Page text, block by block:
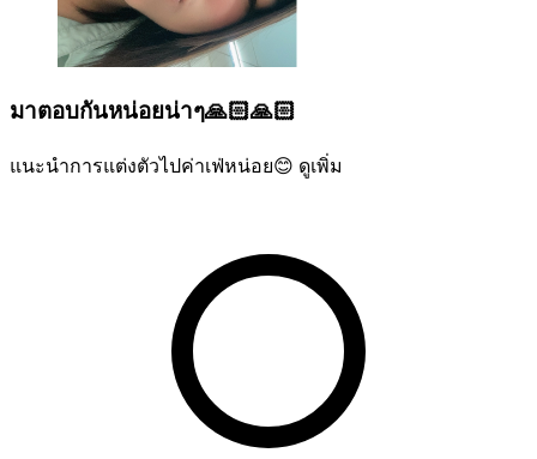
มาตอบกันหน่อยน่าๆ🙏🏻🙏🏻
แนะนำการแต่งตัวไปค่าเฟ่หน่อย😊 ดูเพิ่ม